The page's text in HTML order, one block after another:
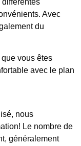
Avec
du
vous êtes
avec le plan
nous
Le nombre de
généralement